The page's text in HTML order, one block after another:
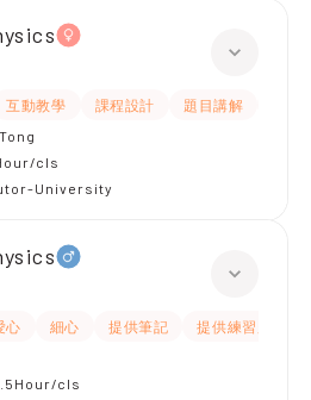
互動教學 課程設計 題目講解
cls
University
心 細心 提供筆記
提供練習題/試題
cls